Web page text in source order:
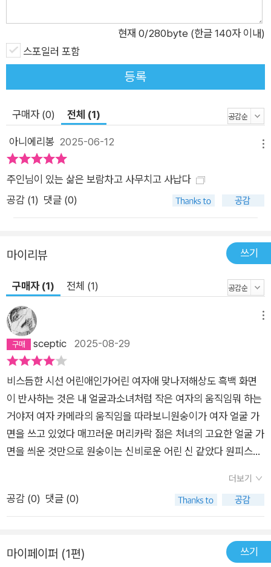
이어나간다. 그렇게 보조 영혼의 “아름다운 꿈을 이해하며 계속
상처받는다”(「보조 영혼」). 이어지는 시편들은 지옥과 천국, 지상
의 광경을 차례로 보여준다. 지옥에는 부지런히 “꽃을 심”(「지옥
에 간 사람들은 꽃을 심어야 한다」)는 사람들이 있다. “저기요./저
예요 들리나요 저 좀 보세요”라고 천국을 향해 말을 거는 사람들.
“마음을 훔칠 만한 것이라면 환히” 보이는 천국에서 “꽃 머리들
이 호수의 잔물결처럼/일렁”이는 광경은 아름다울 것이다. 그 매
혹에 이끌려 “함께/꽃을 심으러 가고” 말았기에 “천국에는 아무
도 없다”(「천국」). 천사는 저도 모르게 어느덧 “휘청,/서울까지
따라”(「서울」)와 있다. 그간 김복희 시의 새로운 시적 주체들이
화자의 호기심과 접근에 의해 정체성을 부여받았다면, 보조 영혼
을 비롯한 ‘나’에게서 분화된 존재들은 보다 적극적으로 삶을 간
관찰한 ‘나’는 때로 미숙함을 드러낸다. “날개”가 있음을 감지하
면/이 몸이 새라면”, 「죽음이 우리를 갈라놓을 때」)를 부르는
‘나’에게 “날개”는 궁극적으로 몸의 부속에 지나지 않는 자신의
위상을 밝히며 ‘날기’의 주체로서 ‘나’의 잠재력을 강하게 환기시
킨다. 그러나 자유로이 날개를 펴 ‘날기’에 도달하는 것은 결코
“쉬운 일이 아니”다. 연작처럼 읽히는 두 편의 시를 보자. “기찻
길 옆 밭”에는 머리가 담긴 항아리가 있다. 목에 얹으면 “내게 딱
맞는 온전”한 “자유로운 머리” 머리를 찾아 몸들이 달려간다. 항
아리에서 “줄줄이 딸려 나”오는 머리를 발견한 몸들은 이것저것
잴 틈이 없어 아무것이나 붙잡고 자리에서 일어선다. 그러자 이제
는 “부끄러운 줄도 모르고/몸이 어떻고 마음이 어떻고” 해대는
안 “무덤”(죽음) 대신 들고 다니는 머리, “누구보다 자유로”운 머
리와 달리 머리를 “보따리처럼” 들고 다니는 ‘나’는 “머리의 종처
럼” 굴며 “안타까운 시선을 받거나” “무시당”한다. 그러나 “결핍
쉬”면서, “몸이 있는 곳으로” “자꾸 가려”는 머리를 내치지 않고
현재 0/280byte (한글 140자 이내)
스포일러 포함
등록
구매자 (0) 전체 (1)
아니에리봉 2025-06-12
주인님이 있는 삶은 보람차고 사무치고 사납다
공감 (1) 댓글 (0)
마이리뷰 쓰기
구매자 (1) 전체 (1)
sceptic 2025-08-29
비스듬한 시선 어린애인가어린 여자애 맞나저해상도 흑백 화면
이 반사하는 것은 내 얼굴과소녀처럼 작은 여자의 움직임뭐 하는
거야저 여자 카메라의 움직임을 따라보니원숭이가 여자 얼굴 가
면을 쓰고 있었다 매끄러운 머리카락 젊은 처녀의 고요한 얼굴 가
면을 씌운 것만으로 원숭이는 신비로운 어린 신 같았다 원피스를
잠든 것처럼 얌전하고죽은 것처럼 안전해 보인다 가면이창밖을
비스듬히 내다보다 소파 쪽으로 천천히 돌아왔다움직임이 나와
소녀와 아기와 원숭이를섞지 않기 위해화면에 섞은 채얼굴을 얹
고얼굴을 중심으로비스듬히 앉았다 일어선다 *Pierre Huyghe,
더보기
공감 (0) 댓글 (0)
마이페이퍼 (1편) 쓰기